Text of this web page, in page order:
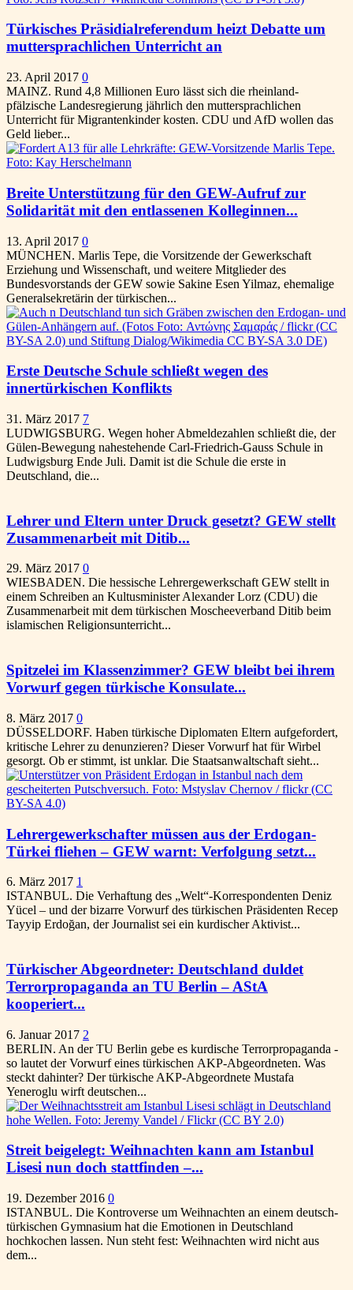
Türkisches Präsidialreferendum heizt Debatte um
muttersprachlichen Unterricht an
23. April 2017 0
MAINZ. Rund 4,8 Millionen Euro lässt sich die rheinland-
pfälzische Landesregierung jährlich den muttersprachlichen
Unterricht für Migrantenkinder kosten. CDU und AfD wollen das
Geld lieber...
Breite Unterstützung für den GEW-Aufruf zur
Solidarität mit den entlassenen Kolleginnen...
13. April 2017 0
MÜNCHEN. Marlis Tepe, die Vorsitzende der Gewerkschaft
Erziehung und Wissenschaft, und weitere Mitglieder des
Bundesvorstands der GEW sowie Sakine Esen Yilmaz, ehemalige
Generalsekretärin der türkischen...
Erste Deutsche Schule schließt wegen des
innertürkischen Konflikts
31. März 2017 7
LUDWIGSBURG. Wegen hoher Abmeldezahlen schließt die, der
Gülen-Bewegung nahestehende Carl-Friedrich-Gauss Schule in
Ludwigsburg Ende Juli. Damit ist die Schule die erste in
Deutschland, die...
Lehrer und Eltern unter Druck gesetzt? GEW stellt
Zusammenarbeit mit Ditib...
29. März 2017 0
WIESBADEN. Die hessische Lehrergewerkschaft GEW stellt in
einem Schreiben an Kultusminister Alexander Lorz (CDU) die
Zusammenarbeit mit dem türkischen Moscheeverband Ditib beim
islamischen Religionsunterricht...
Spitzelei im Klassenzimmer? GEW bleibt bei ihrem
Vorwurf gegen türkische Konsulate...
8. März 2017 0
DÜSSELDORF. Haben türkische Diplomaten Eltern aufgefordert,
kritische Lehrer zu denunzieren? Dieser Vorwurf hat für Wirbel
gesorgt. Ob er stimmt, ist unklar. Die Staatsanwaltschaft sieht...
Lehrergewerkschafter müssen aus der Erdogan-
Türkei fliehen – GEW warnt: Verfolgung setzt...
6. März 2017 1
ISTANBUL. Die Verhaftung des „Welt“-Korrespondenten Deniz
Yücel – und der bizarre Vorwurf des türkischen Präsidenten Recep
Tayyip Erdoğan, der Journalist sei ein kurdischer Aktivist...
Türkischer Abgeordneter: Deutschland duldet
Terrorpropaganda an TU Berlin – AStA
kooperiert...
6. Januar 2017 2
BERLIN. An der TU Berlin gebe es kurdische Terrorpropaganda -
so lautet der Vorwurf eines türkischen AKP-Abgeordneten. Was
steckt dahinter? Der türkische AKP-Abgeordnete Mustafa
Yeneroglu wirft deutschen...
Streit beigelegt: Weihnachten kann am Istanbul
Lisesi nun doch stattfinden –...
19. Dezember 2016 0
ISTANBUL. Die Kontroverse um Weihnachten an einem deutsch-
türkischen Gymnasium hat die Emotionen in Deutschland
hochkochen lassen. Nun steht fest: Weihnachten wird nicht aus
dem...